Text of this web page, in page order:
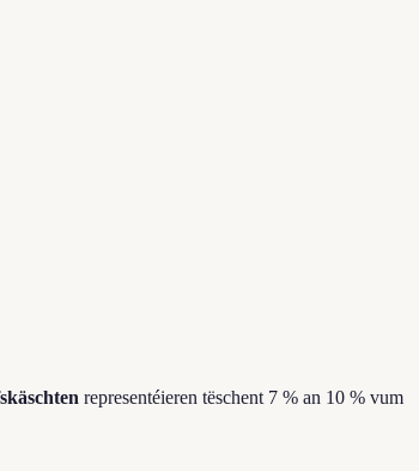
representéieren tëschent 7 % an 10 % vum